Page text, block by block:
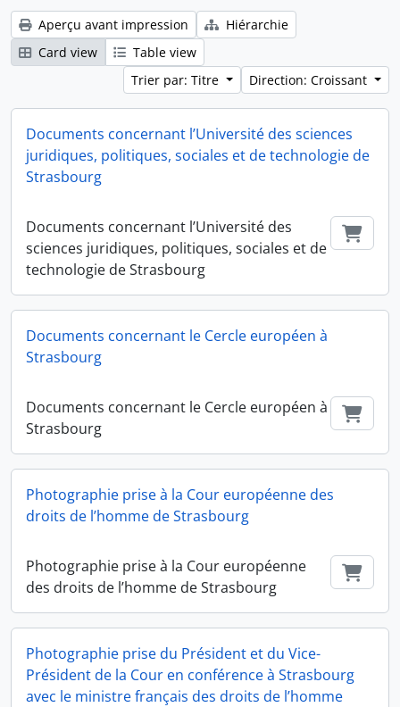
Aperçu avant impression
Hiérarchie
Card view
Table view
Trier par: Titre
Direction: Croissant
Documents concernant l’Université des sciences
juridiques, politiques, sociales et de technologie de
Strasbourg
Documents concernant l’Université des
sciences juridiques, politiques, sociales et de
technologie de Strasbourg
Documents concernant le Cercle européen à
Strasbourg
Documents concernant le Cercle européen à
Strasbourg
Photographie prise à la Cour européenne des
droits de l’homme de Strasbourg
Photographie prise à la Cour européenne
des droits de l’homme de Strasbourg
Photographie prise du Président et du Vice-
Président de la Cour en conférence à Strasbourg
avec le ministre français des droits de l’homme